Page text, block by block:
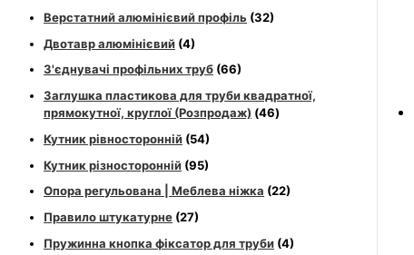
Верстатний алюмінієвий профіль (32)
Двотавр алюмінієвий (4)
З'єднувачі профільних труб (66)
Заглушка пластикова для труби квадратної,
прямокутної, круглої (Розпродаж) (46)
Кутник рівносторонній (54)
Кутник різносторонній (95)
Опора регульована | Меблева ніжка (22)
Правило штукатурне (27)
Пружинна кнопка фіксатор для труби (4)